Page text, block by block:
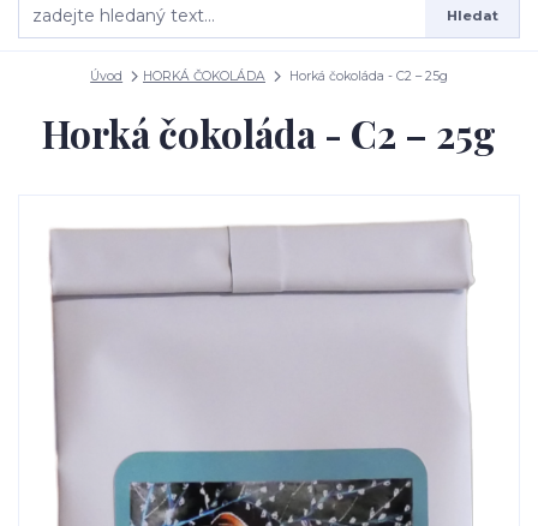
Hledat
Úvod HORKÁ ČOKOLÁDA Horká čokoláda - C2 – 25g
Horká čokoláda - C2 – 25g